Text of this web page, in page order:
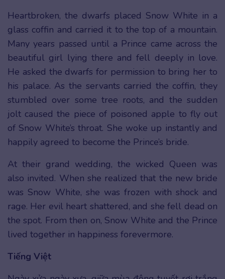
Heartbroken, the dwarfs placed Snow White in a
glass coffin and carried it to the top of a mountain.
Many years passed until a Prince came across the
beautiful girl lying there and fell deeply in love.
He asked the dwarfs for permission to bring her to
his palace. As the servants carried the coffin, they
stumbled over some tree roots, and the sudden
jolt caused the piece of poisoned apple to fly out
of Snow White’s throat. She woke up instantly and
happily agreed to become the Prince’s bride.
At their grand wedding, the wicked Queen was
also invited. When she realized that the new bride
was Snow White, she was frozen with shock and
rage. Her evil heart shattered, and she fell dead on
the spot. From then on, Snow White and the Prince
lived together in happiness forevermore.
Tiếng Việt